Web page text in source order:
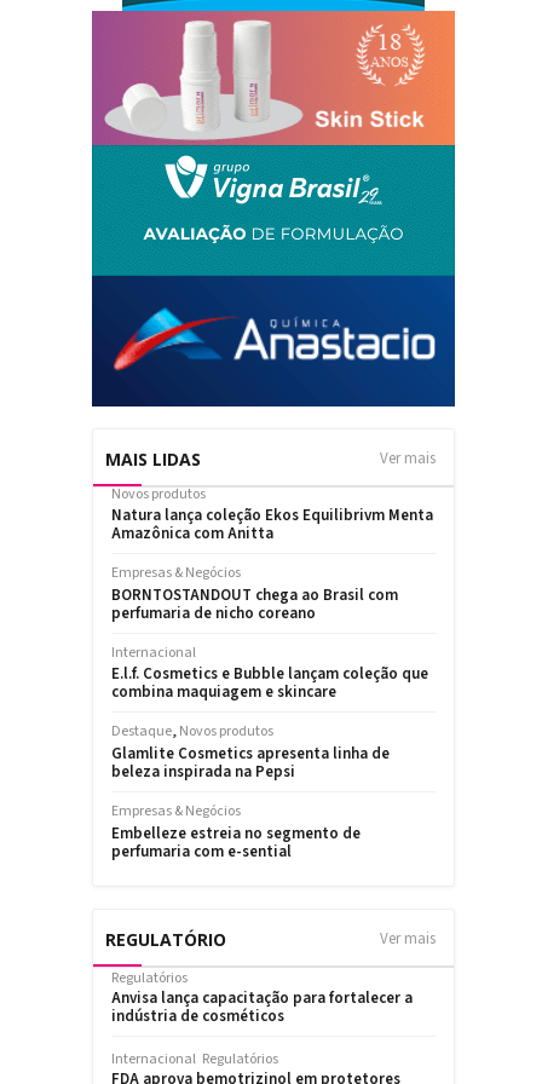
MAIS LIDAS Ver mais
REGULATÓRIO Ver mais
Regulatórios
Anvisa lança capacitação para fortalecer a
indústria de cosméticos
Internacional Regulatórios
FDA aprova bemotrizinol em protetores